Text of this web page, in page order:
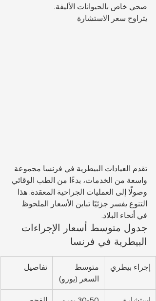
صحي خاص بالحيوانات الأليفة.
يتراوح سعر الاستشارة
تقدم العيادات البيطرية في فرنسا مجموعة
واسعة من الخدمات، بدءًا من الطب الوقائي
وصولًا إلى العمليات الجراحية المعقدة. هذا
التنوع يفسر جزئيًا تباين الأسعار الملحوظ
في أنحاء البلاد.
جدول متوسط أسعار الإجراءات
البيطرية في فرنسا
إجراء بيطري
متوسط
السعر (يورو)
تفاصيل